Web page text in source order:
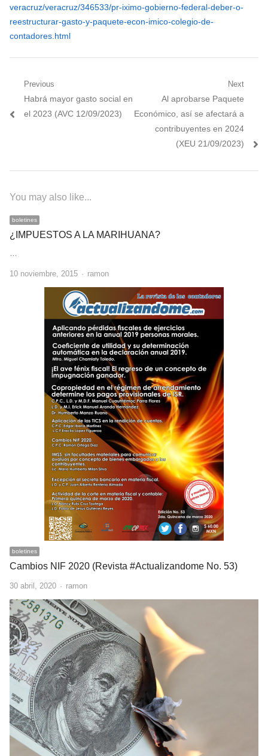
veracruz/veracruz/346533/pr-iximo-gobierno-federal-deber-o-
reestructurar-gasto-y-paquete-econ-imico-colegio-de-
contadores.html
Navegación
de
Previous
Previous
post:
Habrá mayor gasto social en
el 2023 (AVC 12/09/2023)
Next
Next
post:
Al aprobarse Paquete
Económico, así se afectará a
contribuyentes en 2024
(XEU 21/09/2023)
You may also like...
boletines
¿IMPUESTOS A LA MARIHUANA?
10 noviembre, 2015 Author
ramon
boletines
Cambios NIF 2020 (Revista #Actualizandome No. 53)
30 abril, 2020 Author
ramon